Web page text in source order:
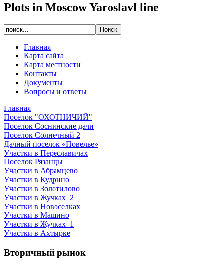
Plots in Moscow Yaroslavl line
Главная
Карта сайта
Карта местности
Контакты
Документы
Вопросы и ответы
Главная
Поселок "ОХОТНИЧИЙ"
Поселок Соснинские дачи
Поселок Солнечный 2
Дачный поселок «Повелье»
Участки в Переславичах
Поселок Рязанцы
Участки в Абрамцево
Участки в Кудрино
Участки в Золотилово
Участки в Жучках_2
Участки в Новоселках
Участки в Машино
Участки в Жучках_1
Участки в Ахтырке
Вторичный рынок